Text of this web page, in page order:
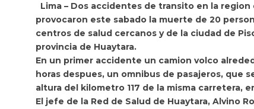
Lima – Dos accidentes de transito en la
provocaron este sabado la muerte de 20
centros de salud cercanos y de la ciudad de
provincia de Huaytara.
En un primer accidente un camion volco
horas despues, un omnibus de pasajeros, que
altura del kilometro 117 de la misma carretera,
El jefe de la Red de Salud de Huaytara, Alvino